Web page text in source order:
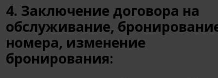
4. Заключение договора на
обслуживание,
номера, изменение
бронирования: